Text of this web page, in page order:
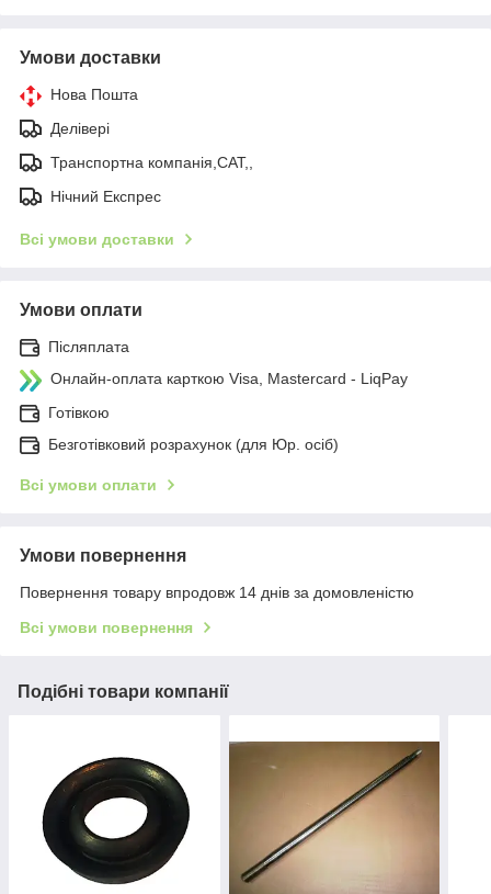
Умови доставки
Нова Пошта
Делівері
Транспортна компанія,САТ,,
Нічний Експрес
Всі умови доставки
Умови оплати
Післяплата
Онлайн-оплата карткою Visa, Mastercard - LiqPay
Готівкою
Безготівковий розрахунок (для Юр. осіб)
Всі умови оплати
Умови повернення
Повернення товару впродовж 14 днів за домовленістю
Всі умови повернення
Подібні товари компанії